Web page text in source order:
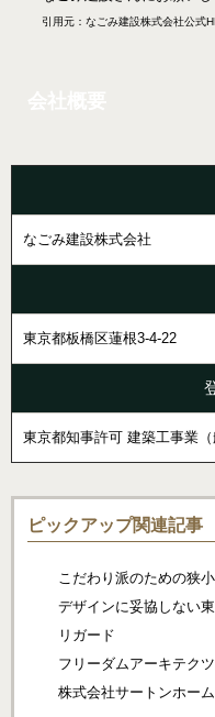
引用元：なごみ建設株式会社公式
なごみ建設株式会社
東京都板橋区蓮根3-4-22
東京都知事許可 建築工事業
ピックアップ関連記事
こだわり派のための狭
デザインに妥協しない
リガード
フリーダムアーキテクツ
株式会社サートンホーム